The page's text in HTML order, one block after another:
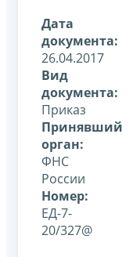
Дата
документа:
26.04.2017
Вид
документа:
Приказ
Принявший
орган:
ФНС
России
Номер:
ЕД-7-
20/327@